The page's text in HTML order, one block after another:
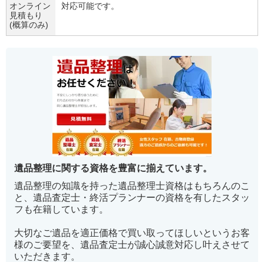
オンライン
見積もり
(概算のみ)
対応可能です。
遺品整理に関する資格を豊富に揃えています。
遺品整理の知識を持った遺品整理士資格はもちろんのこ
と、遺品査定士・終活プランナーの資格を有したスタッ
フも在籍しています。
大切なご遺品を適正価格で買い取ってほしいというお客
様のご要望を、遺品査定士が誠心誠意対応し叶えさせて
いただきます。